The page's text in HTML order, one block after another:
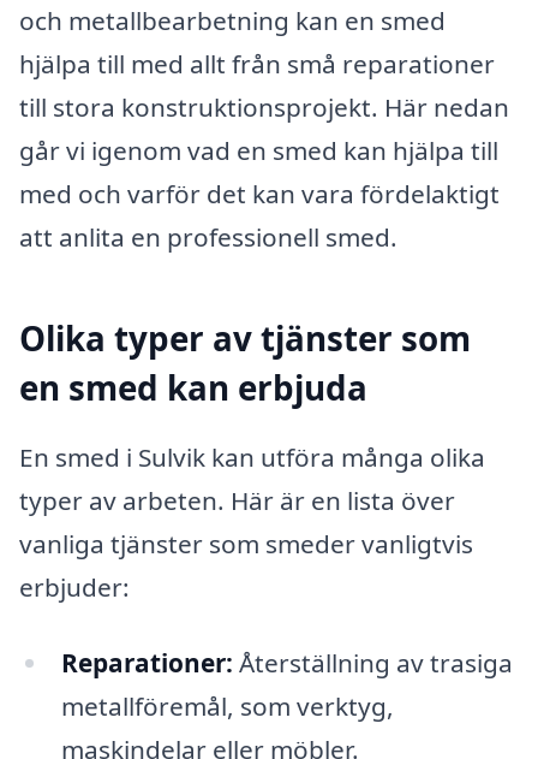
och metallbearbetning kan en smed
hjälpa till med allt från små reparationer
till stora konstruktionsprojekt. Här nedan
går vi igenom vad en smed kan hjälpa till
med och varför det kan vara fördelaktigt
att anlita en professionell smed.
Olika typer av tjänster som
en smed kan erbjuda
En smed i Sulvik kan utföra många olika
typer av arbeten. Här är en lista över
vanliga tjänster som smeder vanligtvis
erbjuder:
Reparationer: Återställning av trasiga
metallföremål, som verktyg,
maskindelar eller möbler.